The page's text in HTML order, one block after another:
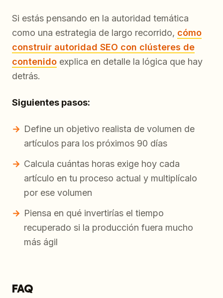
Si estás pensando en la autoridad temática
como una estrategia de largo recorrido, cómo
construir autoridad SEO con clústeres de
contenido explica en detalle la lógica que hay
detrás.
Siguientes pasos:
Define un objetivo realista de volumen de
artículos para los próximos 90 días
Calcula cuántas horas exige hoy cada
artículo en tu proceso actual y multiplícalo
por ese volumen
Piensa en qué invertirías el tiempo
recuperado si la producción fuera mucho
más ágil
FAQ